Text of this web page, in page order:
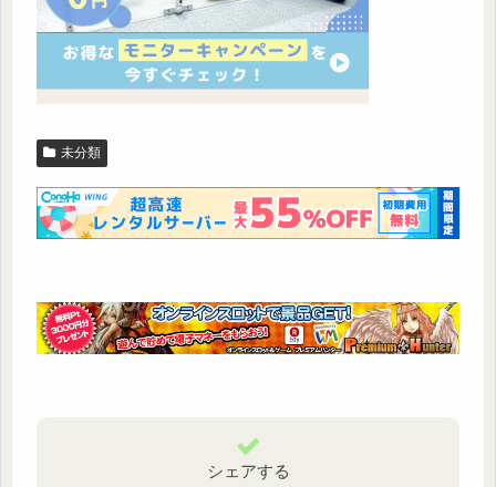
未分類
シェアする